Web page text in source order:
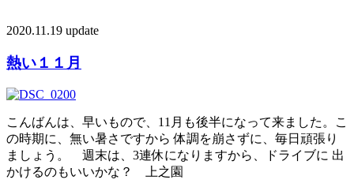
2020.11.19 update
熱い１１月
こんばんは、早いもので、11月も後半になって来ました。こ
の時期に、無い暑さですから 体調を崩さずに、毎日頑張り
ましょう。 週末は、3連休になりますから、ドライブに 出
かけるのもいいかな？ 上之園